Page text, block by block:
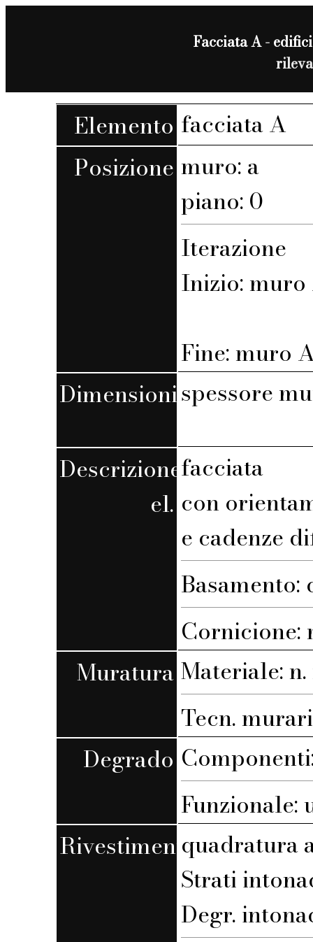
Facciata A -
Elemento facciata A
Posizione muro: a
piano: 0
Iterazione
Inizio: muro
Fine: muro
Dimensionispessore
Descrizione
el.
facciata
con
e cadenze
Cornicione:
Muratura Materiale: n.
Tecn.
Degrado
Funzionale:
Rivestimentoquadratura
Strati
Degr.